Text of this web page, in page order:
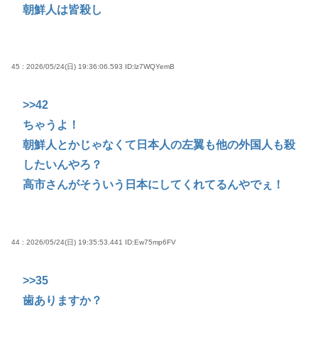
朝鮮人は皆殺し
45 : 2026/05/24(日) 19:36:06.593 ID:lz7WQYemB
>>42
ちゃうよ！
朝鮮人とかじゃなくて日本人の左翼も他の外国人も殺
したいんやろ？
高市さんがそういう日本にしてくれてるんやでぇ！
44 : 2026/05/24(日) 19:35:53.441 ID:Ew75mp6FV
>>35
歯ありますか？